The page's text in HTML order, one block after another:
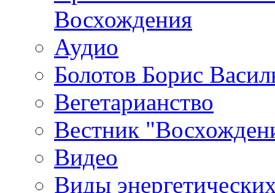
Восхождения
Аудио
Болотов Борис
Вегетарианство
Вестник
Видео
Виды